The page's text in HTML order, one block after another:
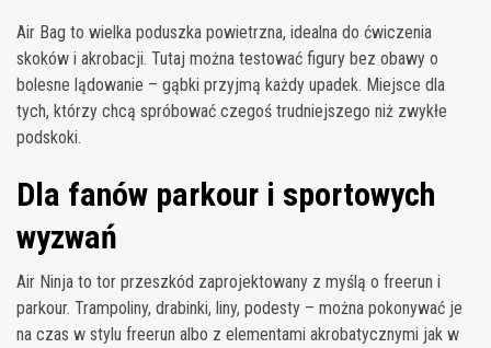
Air Bag to wielka poduszka powietrzna, idealna do ćwiczenia
skoków i akrobacji. Tutaj można testować figury bez obawy o
bolesne lądowanie – gąbki przyjmą każdy upadek. Miejsce dla
tych, którzy chcą spróbować czegoś trudniejszego niż zwykłe
podskoki.
Dla fanów parkour i sportowych
wyzwań
Air Ninja to tor przeszkód zaprojektowany z myślą o freerun i
parkour. Trampoliny, drabinki, liny, podesty – można pokonywać je
na czas w stylu freerun albo z elementami akrobatycznymi jak w